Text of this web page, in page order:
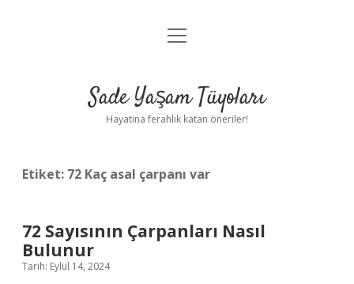
Anasayfa
Yasal Uyarı
menüyü
Sade Yaşam Tüyoları
Hayatına ferahlık katan öneriler!
Etiket: 72 Kaç asal çarpanı var
72 Sayısının Çarpanları Nasıl
Bulunur
Tarih: Eylül 14, 2024